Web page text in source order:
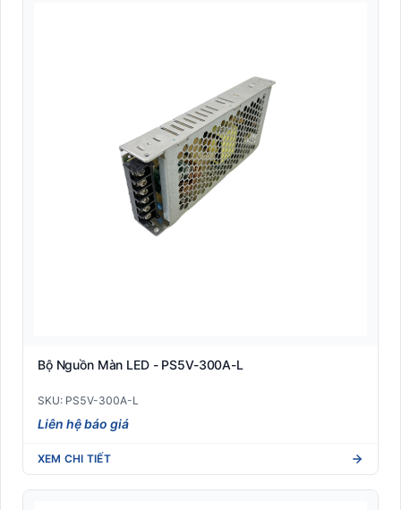
Bộ Nguồn Màn LED - PS5V-300A-L
SKU: PS5V-300A-L
Liên hệ báo giá
XEM CHI TIẾT